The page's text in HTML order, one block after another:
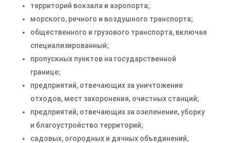
территорий вокзала и аэропорта;
морского, речного и воздушного транспорта;
общественного и грузового транспорта, включая
специализированный;
пропускных пунктов на государственной
границе;
предприятий, отвечающих за уничтожение
отходов, мест захоронения, очистных станций;
предприятий, отвечающих за озеленение, уборку
и благоустройство территорий;
садовых, огородных и дачных объединений,